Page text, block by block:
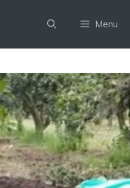
Menu